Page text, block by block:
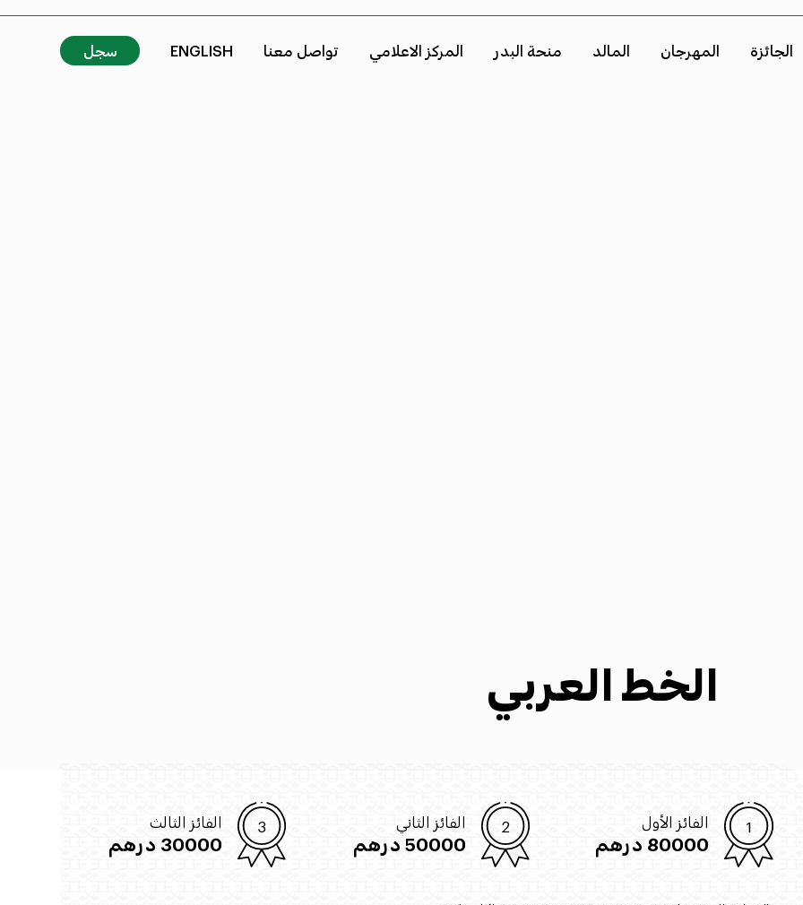
الجائزة المهرجان المالد منحة البدر المركز الاعلامي تواصل معنا ENGLISH سجل
الخط العربي
الفائز الأول
80000 درهم
الفائز الثاني
50000 درهم
الفائز الثالث
30000 درهم